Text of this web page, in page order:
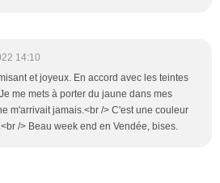
14:10
et joyeux. En accord avec les teintes
me mets à porter du jaune dans mes
m'arrivait jamais.<br /> C'est une couleur
/> Beau week end en Vendée, bises.